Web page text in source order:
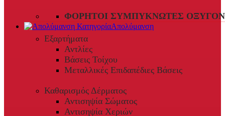
ΦΟΡΗΤΟΊ ΣΥΜΠΥΚΝΩΤΈΣ
Απολύμανση
Εξαρτήματα
Αντλίες
Βάσεις Τοίχου
Μεταλλικές Επιδαπέδιες Βάσεις
Καθαρισμός Δέρματος
Αντισηψία Σώματος
Αντισηψία Χεριών